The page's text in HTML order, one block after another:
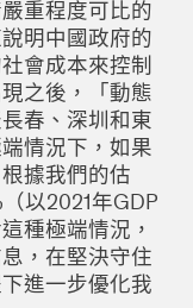
重程度可比的
明中國政府的
會成本來控制
之後，「動態
春、深圳和東
情況下，如果
據我們的估
以2021年GDP
種極端情況，
，在堅決守住
進一步優化我